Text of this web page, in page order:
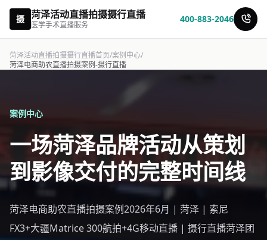
摄 菏泽活动直播拍摄摄行直播
医学手术直播服务
400-883-2046
菏泽活动直播拍摄摄行直播首页/案例中心/
菏泽电商助农直播拍摄案例-摄行直播
案例中心
一场菏泽品牌活动从策划
到影像交付的完整时间线
菏泽电商助农直播拍摄案例2026年6月 | 菏泽 | 索尼
FX3+大疆Matrice 300航拍+4G移动直播 | 摄行直播菏泽团